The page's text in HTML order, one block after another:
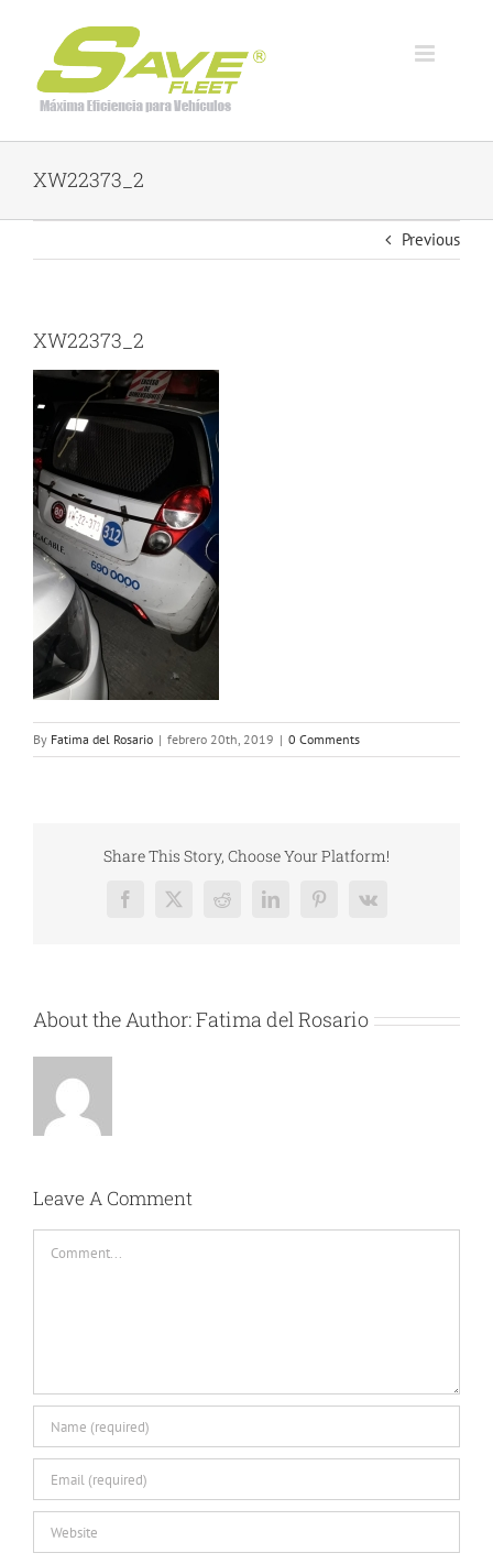
content
XW22373_2
Previous
XW22373_2
By Fatima del Rosario | febrero 20th, 2019 | 0 Comments
Share This Story, Choose Your Platform!
Facebook
X RedditLinkedInPinterest
Vk
About the Author:Fatima del Rosario
Leave A Comment